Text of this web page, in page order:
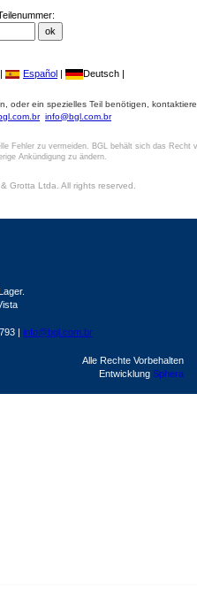
| Español | Deutsch |
oder ein spezielles Teil benötigen,
info@bgl.com.br
Fehler zu vermeiden. BGL behält sich das Recht
Ankündigung zu ändern.
Grotta Ltda. All rights reserved.
| info@bgl.com.br
Alle Rechte Vorbehalten
Entwicklung Sphera